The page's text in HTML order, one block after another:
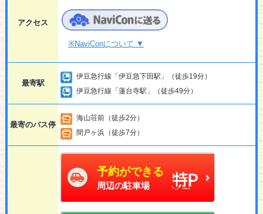
アクセス
※NaviConについて ▼
最寄駅
伊豆急行線「伊豆急下田駅」（徒歩19分）
伊豆急行線「蓮台寺駅」（徒歩49分）
最寄のバス停
海山荘前（徒歩2分）
間戸ヶ浜（徒歩7分）
予約ができる
周辺の駐車場